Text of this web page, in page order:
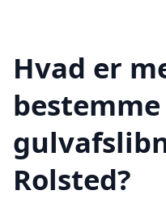
Hvad er
Rolsted?